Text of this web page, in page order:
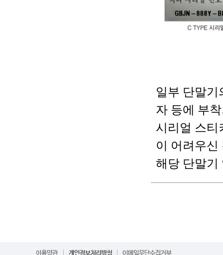
일부 단말기
자 등에 부
시리얼 스티
이 어려우신
해당 단말기